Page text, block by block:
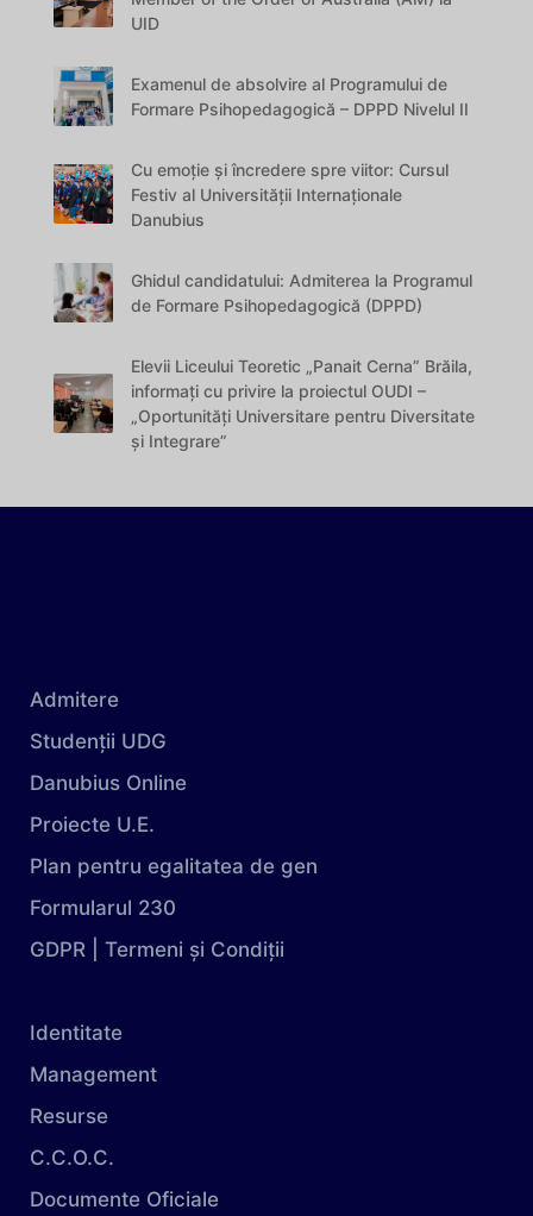
UID
Examenul de absolvire al Programului de
Formare Psihopedagogică – DPPD Nivelul II
Cu emoție și încredere spre viitor: Cursul
Festiv al Universității Internaționale
Danubius
Ghidul candidatului: Admiterea la Programul
de Formare Psihopedagogică (DPPD)
Elevii Liceului Teoretic „Panait Cerna” Brăila,
informați cu privire la proiectul OUDI –
„Oportunități Universitare pentru Diversitate
și Integrare”
Admitere
Studenții UDG
Danubius Online
Proiecte U.E.
Plan pentru egalitatea de gen
Formularul 230
GDPR | Termeni și Condiții
Identitate
Management
Resurse
C.C.O.C.
Documente Oficiale